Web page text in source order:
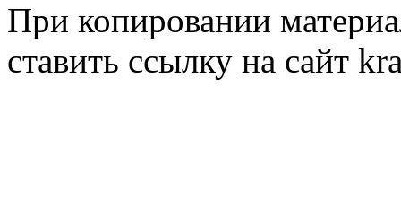
При копировании
ставить ссылку на сайт